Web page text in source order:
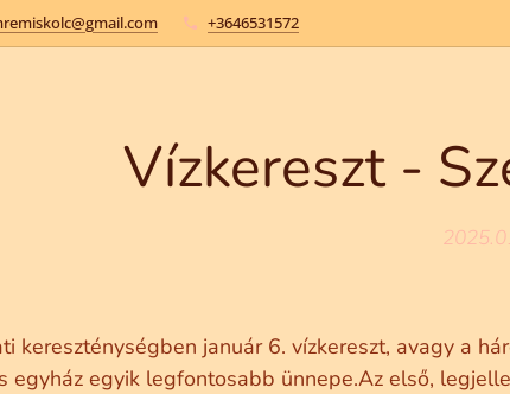
+3646531572
Vízkereszt -
kereszténységben január 6. vízkereszt, avagy a
egyház egyik legfontosabb ünnepe.Az első,